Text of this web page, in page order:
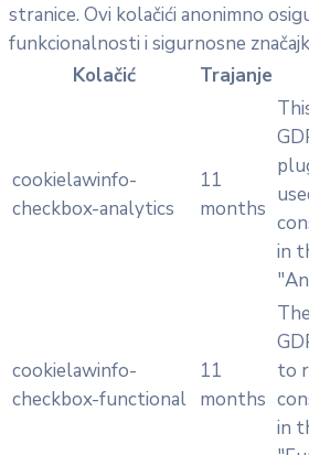
stranice. Ovi kolačići anonimno
funkcionalnosti i sigurnosne
Kolačić
Trajanje
cookielawinfo-
checkbox-analytics
11
months
in
cookielawinfo-
checkbox-functional
11
months
to
in